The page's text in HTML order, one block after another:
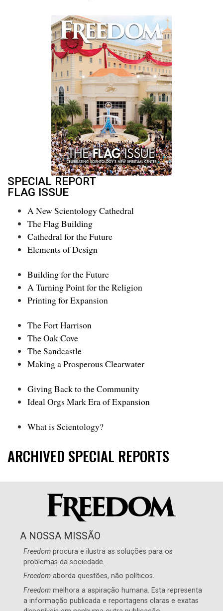
SPECIAL REPORT
FLAG ISSUE
A New Scientology Cathedral
The Flag Building
Cathedral for the Future
Elements of Design
Building for the Future
A Turning Point for the Religion
Printing for Expansion
The Fort Harrison
The Oak Cove
The Sandcastle
Making a Prosperous Clearwater
Giving Back to the Community
Ideal Orgs Mark Era of Expansion
What is Scientology?
ARCHIVED SPECIAL REPORTS
A NOSSA MISSÃO
Freedom procura e ilustra as soluções para os
problemas da sociedade.
Freedom aborda questões, não políticos.
Freedom melhora a aspiração humana. Esta representa
a informação publicada e reportagens claras e exatas